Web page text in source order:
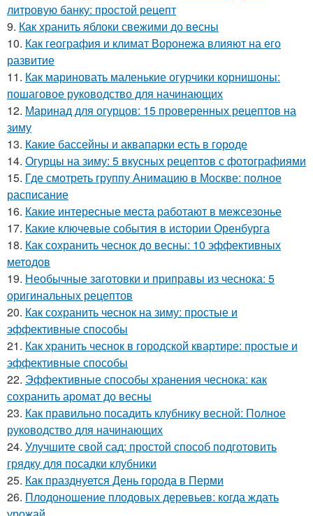
литровую банку: простой рецепт
9. Как хранить яблоки свежими до весны
10. Как география и климат Воронежа влияют на его
развитие
11. Как мариновать маленькие огурчики корнишоны:
пошаговое руководство для начинающих
12. Маринад для огурцов: 15 проверенных рецептов на
зиму
13. Какие бассейны и аквапарки есть в городе
14. Огурцы на зиму: 5 вкусных рецептов с фотографиями
15. Где смотреть группу Анимацию в Москве: полное
расписание
16. Какие интересные места работают в межсезонье
17. Какие ключевые события в истории Оренбурга
18. Как сохранить чеснок до весны: 10 эффективных
методов
19. Необычные заготовки и приправы из чеснока: 5
оригинальных рецептов
20. Как сохранить чеснок на зиму: простые и
эффективные способы
21. Как хранить чеснок в городской квартире: простые и
эффективные способы
22. Эффективные способы хранения чеснока: как
сохранить аромат до весны
23. Как правильно посадить клубнику весной: Полное
руководство для начинающих
24. Улучшите свой сад: простой способ подготовить
грядку для посадки клубники
25. Как празднуется День города в Перми
26. Плодоношение плодовых деревьев: когда ждать